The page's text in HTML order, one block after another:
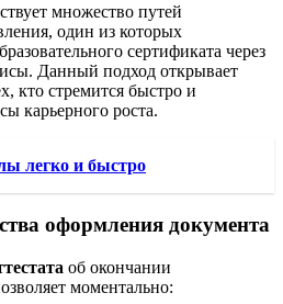
множество путей
один из которых
сертификата через
Данный подход открывает
кто стремится быстро и
карьерного роста.
легко и быстро
оформления документа
об окончании
моментально: